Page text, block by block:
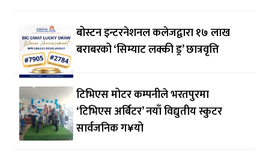
बोस्टन इन्टरनेशनल कलेजद्वारा १७ लाख
बराबरको ‘सिम्याट लक्की ड्र’ छात्रवृत्ति
टिभिएस मोटर कम्पनीले भरतपुरमा
‘टिभिएस अर्बिटर’ नयाँ विद्युतीय स्कुटर
सार्वजनिक ग¥यो